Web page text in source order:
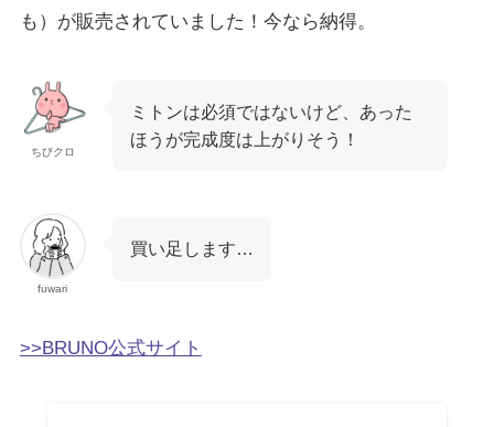
も）が販売されていました！今なら納得。
ちびクロ
ミトンは必須ではないけど、あった
ほうが完成度は上がりそう！
fuwari
買い足します…
>>BRUNO公式サイト